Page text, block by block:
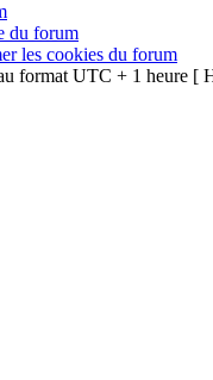
du forum
les cookies du forum
format UTC + 1 heure [